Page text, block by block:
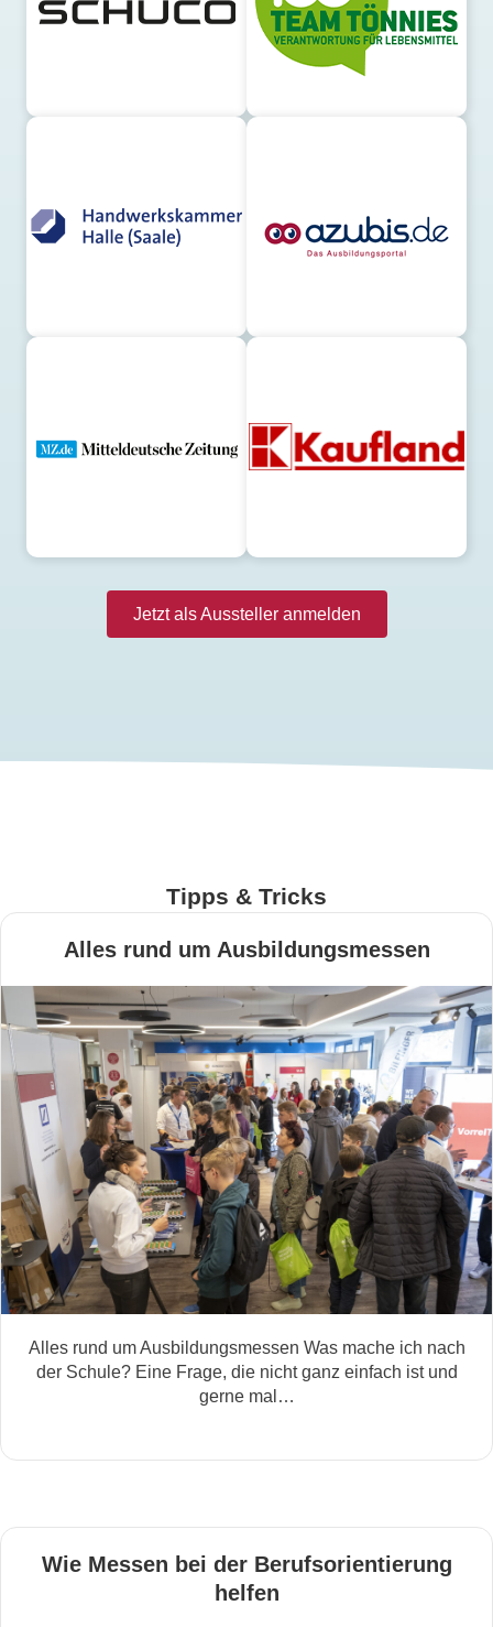
Jetzt als Aussteller anmelden
Tipps & Tricks
Alles rund um Ausbildungsmessen
Alles rund um Ausbildungsmessen Was mache ich nach
der Schule? Eine Frage, die nicht ganz einfach ist und
gerne mal…
Wie Messen bei der Berufsorientierung
helfen